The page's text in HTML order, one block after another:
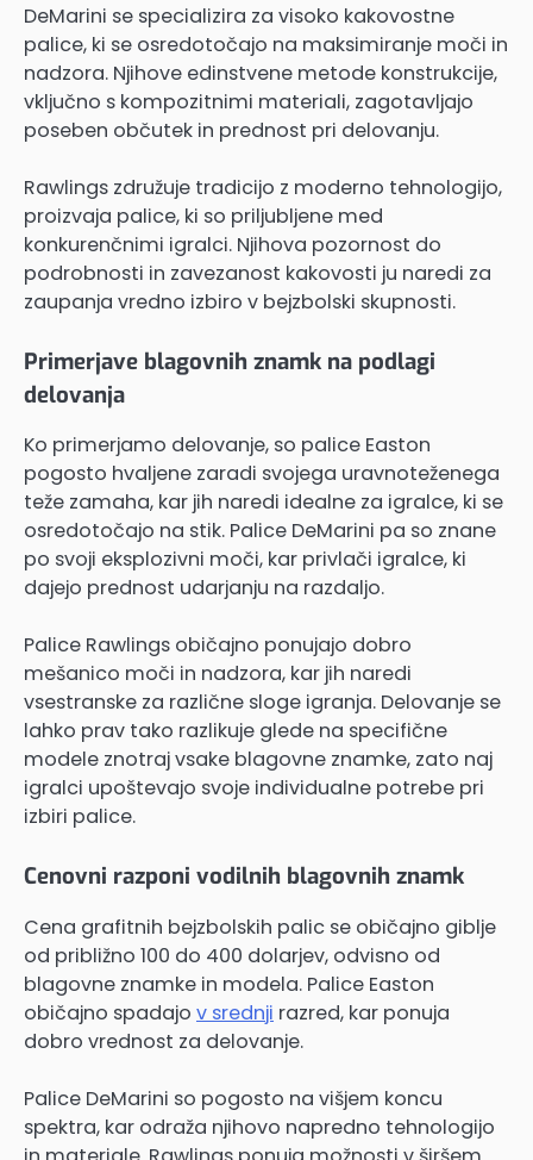
DeMarini se specializira za visoko kakovostne
palice, ki se osredotočajo na maksimiranje moči in
nadzora. Njihove edinstvene metode konstrukcije,
vključno s kompozitnimi materiali, zagotavljajo
poseben občutek in prednost pri delovanju.
Rawlings združuje tradicijo z moderno tehnologijo,
proizvaja palice, ki so priljubljene med
konkurenčnimi igralci. Njihova pozornost do
podrobnosti in zavezanost kakovosti ju naredi za
zaupanja vredno izbiro v bejzbolski skupnosti.
Primerjave blagovnih znamk na podlagi
delovanja
Ko primerjamo delovanje, so palice Easton
pogosto hvaljene zaradi svojega uravnoteženega
teže zamaha, kar jih naredi idealne za igralce, ki se
osredotočajo na stik. Palice DeMarini pa so znane
po svoji eksplozivni moči, kar privlači igralce, ki
dajejo prednost udarjanju na razdaljo.
Palice Rawlings običajno ponujajo dobro
mešanico moči in nadzora, kar jih naredi
vsestranske za različne sloge igranja. Delovanje se
lahko prav tako razlikuje glede na specifične
modele znotraj vsake blagovne znamke, zato naj
igralci upoštevajo svoje individualne potrebe pri
izbiri palice.
Cenovni razponi vodilnih blagovnih znamk
Cena grafitnih bejzbolskih palic se običajno giblje
od približno 100 do 400 dolarjev, odvisno od
blagovne znamke in modela. Palice Easton
običajno spadajo v srednji razred, kar ponuja
dobro vrednost za delovanje.
Palice DeMarini so pogosto na višjem koncu
spektra, kar odraža njihovo napredno tehnologijo